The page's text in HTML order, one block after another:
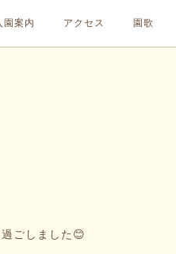
園案内 アクセス 園歌
ごしました😊